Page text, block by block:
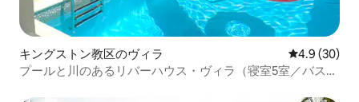
キングストン教区のヴィラ レビュー30
4.9 (30)
プールと川のあるリバーハウス・ヴィラ（寝室5室／バスル